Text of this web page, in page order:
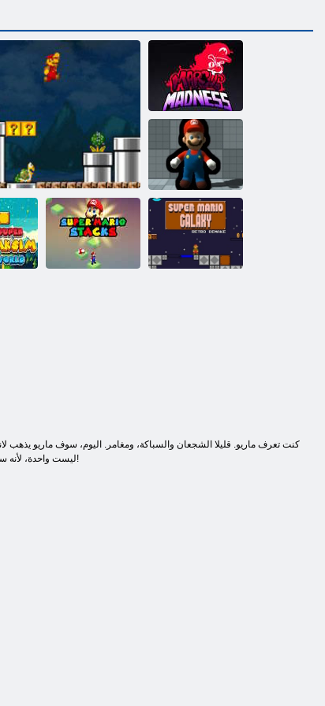
FNF ﺲﻧﺩﺎﻣ
ﺱﻮﻛﺭﺎﻣ
ﺔﻧﺮﻤﻟﺍ ﻦﻴﻛﺎﺒﺴﻟﺍ
كنت تعرف ماريو. قليلا الشجعان والسباكة، ومغامر. اليوم، سوف ماريو يذهب
ليست واحدة، لأنه سوف يساعد صديقه الجديد، التنين يوشي وبالطبع أنت. مساعدة ماريو انقاذ الاميرة مونيكا. تتمتع اللعبة والأصدقاء حظا سعيدا!